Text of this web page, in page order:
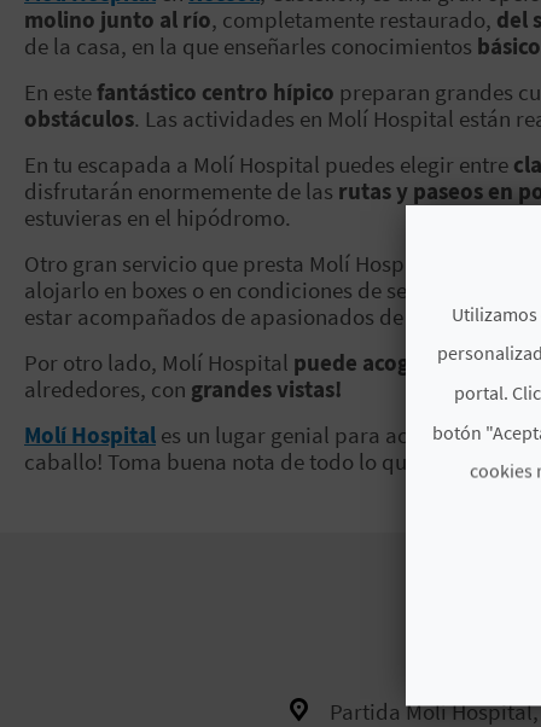
molino junto al río, completamente restaurado, del
de la casa, en la que enseñarles conocimientos
En estefantástico centro hípico preparan grandes
obstáculos. Las actividades en Molí Hospital están
En tu escapada a Molí Hospital puedes elegir entre
disfrutarán enormemente de las rutas y paseos en
estuvieras en el hipódromo.
Otro gran servicio que presta Molí Hospital
es el del
alojarlo en boxes o en condiciones de semilibertad.
estar acompañados de apasionados de los caballos.
Por otro lado, Molí Hospital puede acoger hasta 16
alrededores, con grandes vistas!
Molí Hospital es un lugar genial para actividades
caballo! Toma buena nota de todo lo que puede
Partida Molí
portal.
botón
cookies